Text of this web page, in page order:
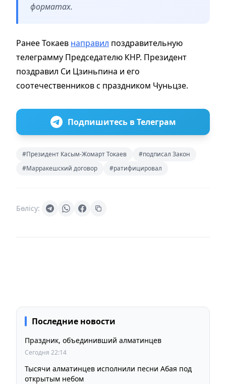
форматах.
Ранее Токаев направил поздравительную
телеграмму Председателю КНР. Президент
поздравил Си Цзиньпина и его
соотечественников с праздником Чуньцзе.
Подпишитесь в Телеграм
#Президент Касым-Жомарт Токаев
#подписал Закон
#Марракешский договор
#ратифицировал
Бөлісу:
Последние новости
Праздник, объединивший алматинцев
Сегодня 22:14
Тысячи алматинцев исполнили песни Абая под
открытым небом